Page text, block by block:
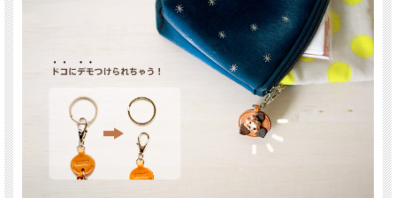
名入れについて
全商品無料で焼きペンで名入れいたします。
・漢字不可、ひらがな・カタカナ・英数字で6文字まで
・メガネ小物スタンドのみ15文字まで
・ご注文後の名入れの追加・変更、また返品は不可
詳しくはこちらから